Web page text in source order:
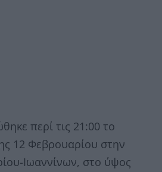
περί τις 21:00 το
12 Φεβρουαρίου στην
Ιωαννίνων, στο ύψος